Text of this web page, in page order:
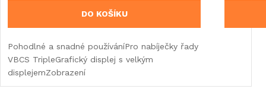
DO KOŠÍKU
Pohodlné a snadné používáníPro nabíječky řady
VBCS TripleGrafický displej s velkým
displejemZobrazení